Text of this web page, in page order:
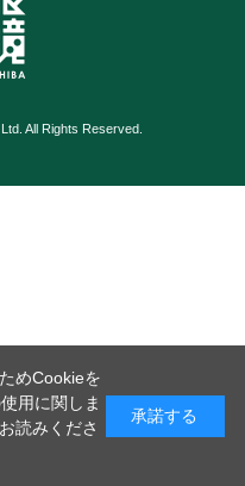
All Rights Reserved.
めCookieを
用に関しま
読みくださ
承諾する